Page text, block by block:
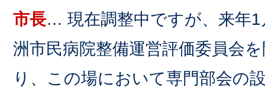
市長… 現在調整中ですが、来年
洲市民病院整備運営評価委員会
り、この場において専門部会の